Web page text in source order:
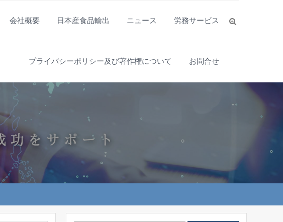
会社概要 日本産食品輸出 ニュース 労務サービス
プライバシーポリシー及び著作権について お問合せ